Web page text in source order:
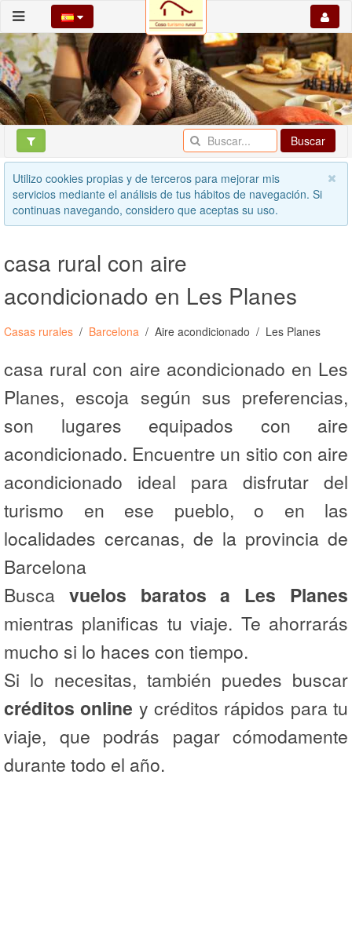
Buscar
Utilizo cookies propias y de terceros para mejorar mis
servicios mediante el análisis de tus hábitos de navegación. Si
continuas navegando, considero que aceptas su uso.
casa rural con aire
acondicionado en Les Planes
Casas rurales Barcelona Aire acondicionado Les Planes
casa rural con aire acondicionado en Les
Planes, escoja según sus preferencias,
son lugares equipados con aire
acondicionado. Encuentre un sitio con aire
acondicionado ideal para disfrutar del
turismo en ese pueblo, o en las
localidades cercanas, de la provincia de
Barcelona
Busca vuelos baratos a Les Planes
mientras planificas tu viaje. Te ahorrarás
mucho si lo haces con tiempo.
Si lo necesitas, también puedes buscar
créditos online y créditos rápidos para tu
viaje, que podrás pagar cómodamente
durante todo el año.